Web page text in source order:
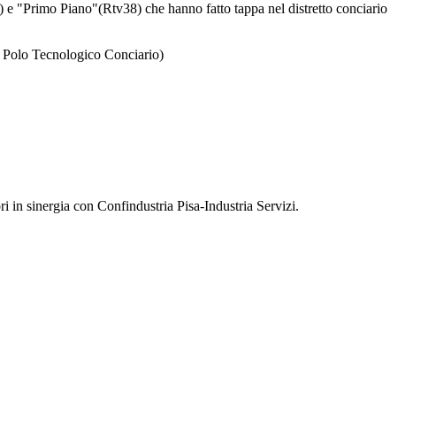
"Primo Piano"(Rtv38) che hanno fatto tappa nel distretto conciario
Tecnologico Conciario)
in sinergia con Confindustria Pisa-Industria Servizi.